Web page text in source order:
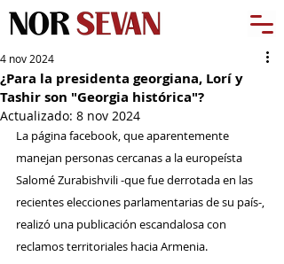
¿Para la presidenta georgiana, Lorí y
Tashir son "Georgia histórica"?
4 nov 2024
Actualizado: 8 nov 2024
La página facebook, que aparentemente
manejan personas cercanas a la europeísta
Salomé Zurabishvili -que fue derrotada en las
recientes elecciones parlamentarias de su país-,
realizó una publicación escandalosa con
reclamos territoriales hacia Armenia.